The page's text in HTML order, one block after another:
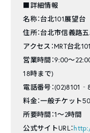
■詳細情報
名称：台北101展望台
住所：台北市信義路
アクセス：MRT台北
営業時間：9:00～
18時まで)
電話番号：
料金：一般チケット
所要時間：1～2時間
公式サイトURL：